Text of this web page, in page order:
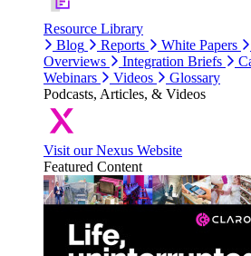
Resource Library
Blog
Reports White Papers
Overviews
Integration Briefs
Webinars
Videos
Glossary
Podcasts, Articles, & Videos
Visit our Nexus Website
Featured Content